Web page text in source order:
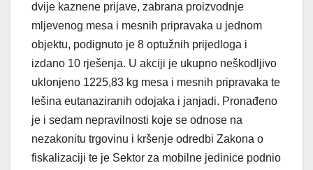
dvije kaznene prijave, zabrana proizvodnje
mljevenog mesa i mesnih pripravaka u jednom
objektu, podignuto je 8 optužnih prijedloga i
izdano 10 rješenja. U akciji je ukupno neškodljivo
uklonjeno 1225,83 kg mesa i mesnih pripravaka te
lešina eutanaziranih odojaka i janjadi. Pronađeno
je i sedam nepravilnosti koje se odnose na
nezakonitu trgovinu i kršenje odredbi Zakona o
fiskalizaciji te je Sektor za mobilne jedinice podnio